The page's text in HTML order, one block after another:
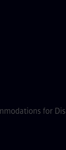
for